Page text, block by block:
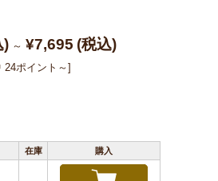
) ～ ¥7,695 (税込)
24ポイント～]
在庫 購入